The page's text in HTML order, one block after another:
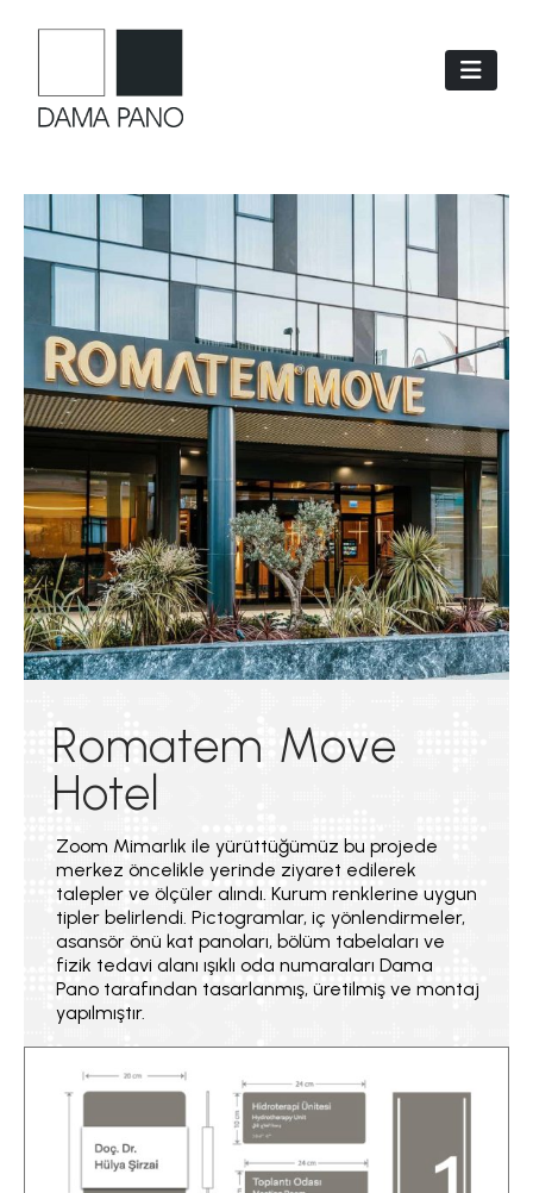
Romatem Move
Hotel
Zoom Mimarlık ile yürüttüğümüz bu projede
merkez öncelikle yerinde ziyaret edilerek
talepler ve ölçüler alındı. Kurum renklerine uygun
tipler belirlendi. Pictogramlar, iç yönlendirmeler,
asansör önü kat panoları, bölüm tabelaları ve
fizik tedavi alanı ışıklı oda numaraları Dama
Pano tarafından tasarlanmış, üretilmiş ve montaj
yapılmıştır.